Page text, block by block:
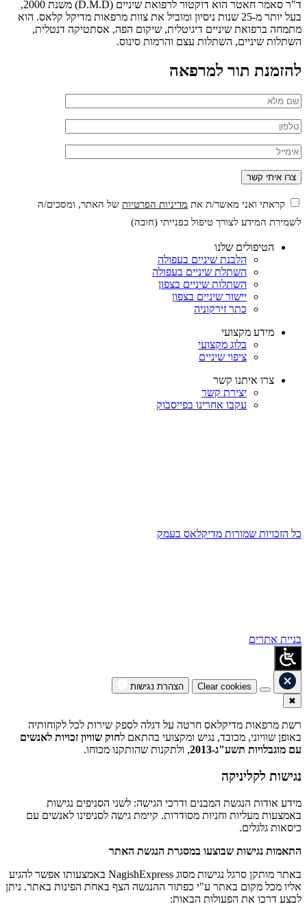
ד"ר סאמר חאטר הוא דוקטור לרפואת שיניים (D.M.D) משנת 2000,
בעל יותר מ-25 שנות ניסיון ומוביל את צוות מרפאות מדיקל קלאס. הוא
מתמחה ברפואת שיניים דיגיטלית, שיקום הפה, אסתטיקה דנטלית,
השתלות שיניים, השתלות עצם והרמות סינוס.
להזמנת תור למרפאה
קראתי ואני מאשר/ת את מדיניות הפרטיות של האתר, ומסכים/ה
לשמירת המידע לצורך טיפול בפנייתי (חובה)
הטיפולים שלנו
הלבנת שיניים בעפולה
השתלת שיניים בעפולה
השתלות שיניים בצפון
יישור שיניים בצפון
כתר זירקוניה
מידע מקצועי
בלוג מקצועי
ציפוי שיניים
צרו איתנו קשר
יצירת קשר
עקבו אחרינו בפייסבוק
כל הזכויות שמורות מדיקלאס בעמק
בניית אתרים
Clear cookies
הצהרת נגישות
✖
רשת מרפאות מדיקלאס חרטה על דגלה לספק שירות לכל לקוחותיה
באופן שוויוני, מכובד, נגיש ומקצועי בהתאם לחוק שוויון זכויות לאנשים
עם מוגבלויות תשע"ג-2013
, ולתקנות שהותקנו מכוחו.
נגישות לקליניקה
מידע אודות הנגשת המבנים ודרכי הגישה: לשני הסניפים נגישות
באמצעות מעליות וחניות מסודרות. קיימת גישה לסניפינו לאנשים עם
כיסאות גלגלים.
התאמות נגישות שבוצעו במסגרת הנגשת האתר
באתר מותקן סרגל נגישות מסוג NagishExpress באמצעותו אפשר להגיע
אליו מכל מקום באתר ע"י כפתור ההנגשה הצף באחת הפינות באתר. ניתן
לבצע דרכו את הפעולות הבאות: